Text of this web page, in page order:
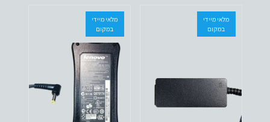
מלאי מיידי
במקום
מלאי מיידי
במקום